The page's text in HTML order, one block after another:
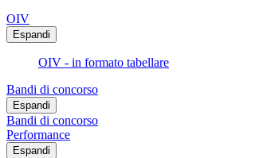
OIV
Espandi
OIV - in formato tabellare
Bandi di concorso
Espandi
Bandi di concorso
Performance
Espandi